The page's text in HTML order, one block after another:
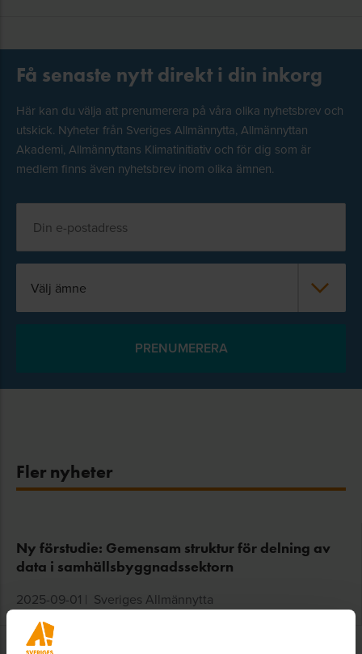
Få senaste nytt direkt i din inkorg
Här kan du välja att prenumerera på våra olika nyhetsbrev och
utskick. Nyheter från Sveriges Allmännytta, Allmännyttan
Akademi, Allmännyttans Klimatinitiativ och för dig som är
medlem finns även nyhetsbrev inom olika ämnen.
Välj ämne
Fler nyheter
Ny förstudie: Gemensam struktur för delning av
data i samhällsbyggnadssektorn
2025-09-01 | Sveriges Allmännytta